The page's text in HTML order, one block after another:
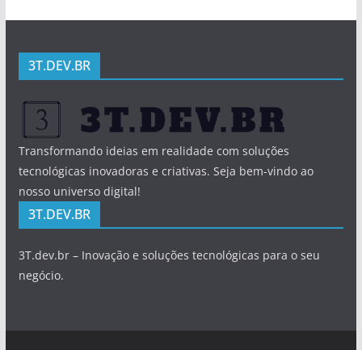
3T.DEV.BR
Transformando ideias em realidade com soluções
tecnológicas inovadoras e criativas. Seja bem-vindo ao
nosso universo digital!
3T.DEV.BR
3T.dev.br – Inovação e soluções tecnológicas para o seu
negócio.